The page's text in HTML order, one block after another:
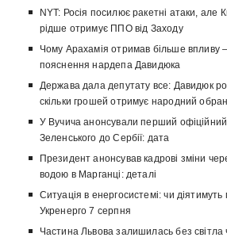
NYT: Росія посилює ракетні атаки, але
рідше отримує ППО від Заходу
Чому Арахамія отримав більше впливу
пояснення нардепа Давидюка
Держава дала депутату все: Давидюк
скільки грошей отримує народний
У Вучича анонсували перший офіційний
Зеленського до Сербії: дата
Президент анонсував кадрові зміни
водою в Марганці: деталі
Ситуація в енергосистемі: чи діятимуть
Укренерго 7 серпня
Частина Львова залишилась без світла